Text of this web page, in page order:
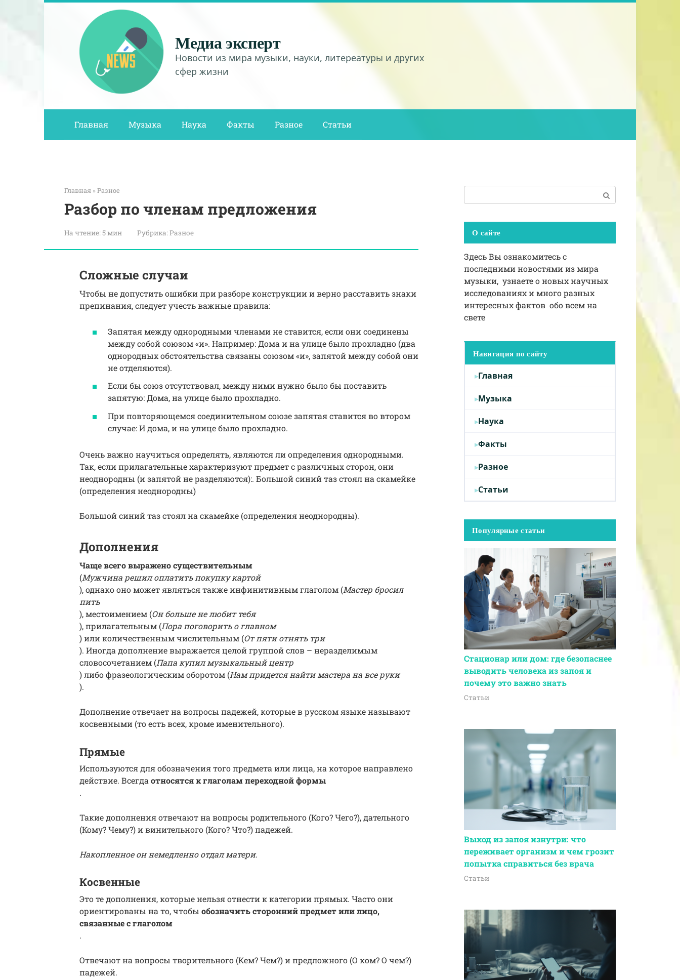
Медиа эксперт
Новости из мира музыки, науки, литереатуры и других
сфер жизни
Главная Музыка Наука Факты Разное Статьи
Главная »Разное
Разбор по членам предложения
На чтение: 5 мин Рубрика:Разное
Сложные случаи
Чтобы не допустить ошибки при разборе конструкции и верно расставить знаки
препинания, следует учесть важные правила:
Запятая между однородными членами не ставится, если они соединены
между собой союзом «и». Например: Дома и на улице было прохладно (два
однородных обстоятельства связаны союзом «и», запятой между собой они
не отделяются).
Если бы союз отсутствовал, между ними нужно было бы поставить
запятую: Дома, на улице было прохладно.
При повторяющемся соединительном союзе запятая ставится во втором
случае: И дома, и на улице было прохладно.
Очень важно научиться определять, являются ли определения однородными.
Так, если прилагательные характеризуют предмет с различных сторон, они
неоднородны (и запятой не разделяются):. Большой синий таз стоял на скамейке
(определения неоднородны)
Большой синий таз стоял на скамейке (определения неоднородны).
Дополнения
Чаще всего выражено существительным
(Мужчина решил оплатить покупку картой
), однако оно может являться также инфинитивным глаголом (Мастер бросил
пить
), местоимением (Он больше не любит тебя
), прилагательным (Пора поговорить о главном
) или количественным числительным (От пяти отнять три
). Иногда дополнение выражается целой группой слов – неразделимым
словосочетанием (Папа купил музыкальный центр
) либо фразеологическим оборотом (Нам придется найти мастера на все руки
).
Дополнение отвечает на вопросы падежей, которые в русском языке называют
косвенными (то есть всех, кроме именительного).
Прямые
Используются для обозначения того предмета или лица, на которое направлено
действие. Всегда относятся к глаголам переходной формы
.
Такие дополнения отвечают на вопросы родительного (Кого? Чего?), дательного
(Кому? Чему?) и винительного (Кого? Что?) падежей.
Накопленное он немедленно отдал матери.
Косвенные
Это те дополнения, которые нельзя отнести к категории прямых. Часто они
ориентированы на то, чтобы обозначить сторонний предмет или лицо,
связанные с глаголом
.
Отвечают на вопросы творительного (Кем? Чем?) и предложного (О ком? О чем?)
падежей.
О сайте
Здесь Вы ознакомитесь с
последними новостями из мира
музыки, узнаете о новых научных
исследованиях и много разных
интересных фактов обо всем на
свете
Навигация по сайту
Главная
Музыка
Наука
Факты
Разное
Статьи
Популярные статьи
Стационар или дом: где безопаснее
выводить человека из запоя и
почему это важно знать
Статьи
Выход из запоя изнутри: что
переживает организм и чем грозит
попытка справиться без врача
Статьи